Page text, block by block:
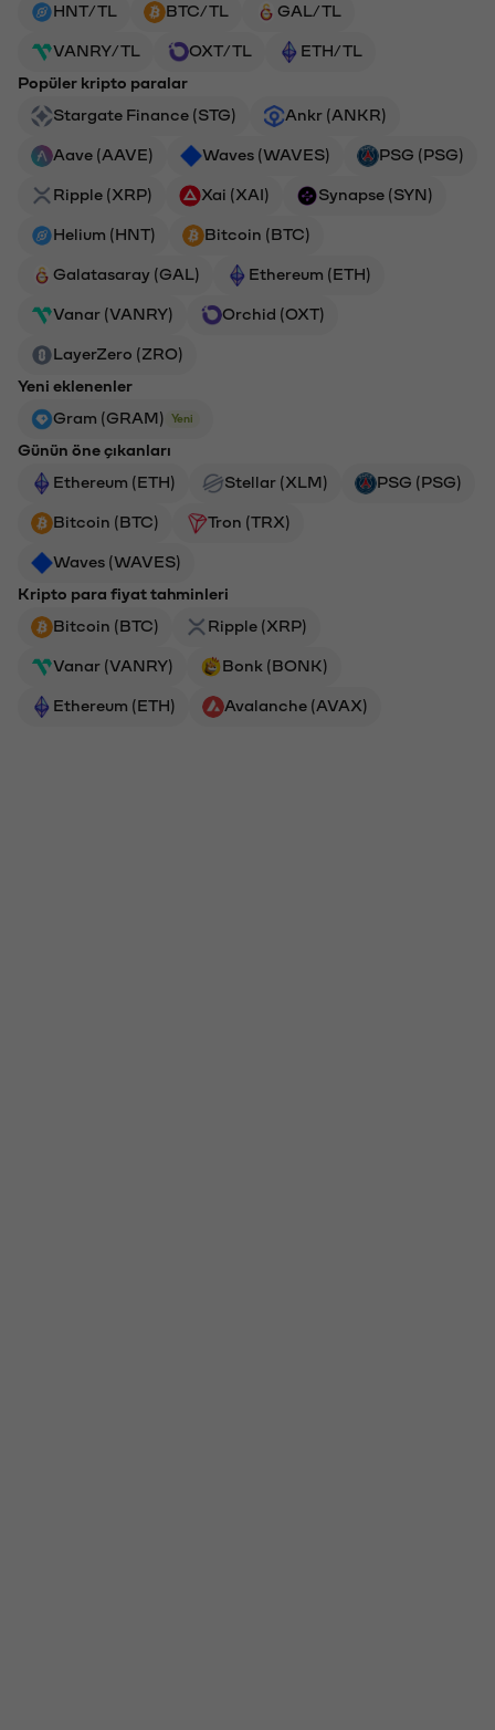
HNT/TL BTC/TL GAL/TL
VANRY/TL OXT/TL
ETH/TL
Popüler kripto paralar
Stargate Finance (STG)
Ankr (ANKR)
Aave (AAVE) Waves (WAVES) PSG (PSG)
Ripple (XRP) Xai (XAI) Synapse (SYN)
Helium (HNT) Bitcoin (BTC)
Galatasaray (GAL) Ethereum (ETH)
Vanar (VANRY) Orchid (OXT)
LayerZero (ZRO)
Yeni eklenenler
Gram (GRAM)
Yeni
Günün öne çıkanları
Ethereum (ETH)
Stellar (XLM) PSG (PSG)
Bitcoin (BTC) Tron (TRX)
Waves (WAVES)
Kripto para fiyat tahminleri
Bitcoin (BTC)
Ripple (XRP)
Vanar (VANRY) Bonk (BONK)
Ethereum (ETH) Avalanche (AVAX)